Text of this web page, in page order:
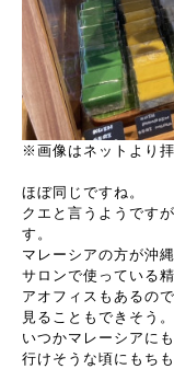
※画像はネットより拝
ほぼ同じですね。
クエと言うようです
す。
マレーシアの方が沖
サロンで使っている
アオフィスもあるの
見ることもできそう。
いつかマレーシアに
行けそうな頃にもち